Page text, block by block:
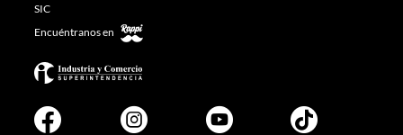
SIC
Encuéntranos en